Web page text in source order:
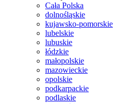
Cała Polska
dolnośląskie
kujawsko-pomorskie
lubelskie
lubuskie
łódzkie
małopolskie
mazowieckie
opolskie
podkarpackie
podlaskie